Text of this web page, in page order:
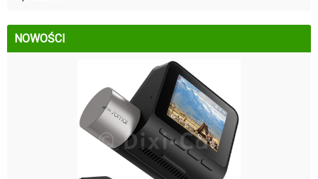
NOWOŚCI